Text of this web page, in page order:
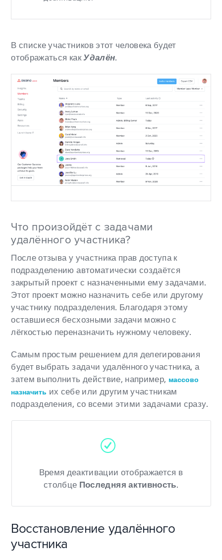
В списке участников этот человека будет
отображаться как Удалён.
Что произойдёт с задачами
удалённого участника?
После отзыва у участника прав доступа к
подразделению автоматически создаётся
закрытый проект с назначенными ему задачами.
Этот проект можно назначить себе или другому
участнику подразделения. Благодаря этому
оставшиеся бесхозными задачи можно с
лёгкостью переназначить нужному человеку.
Самым простым решением для делегирования
будет выбрать задачи удалённого участника, а
затем выполнить действие, например, массово
назначить их себе или другим участникам
подразделения, со всеми этими задачами сразу.
Время деактивации отображается в
столбце Последняя активность.
Восстановление удалённого
участника